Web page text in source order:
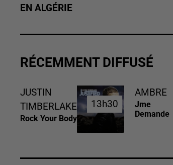
EN ALGÉRIE
RÉCEMMENT DIFFUSÉ
JUSTIN
TIMBERLAKE
Rock Your Body
13h30
13h30
AMBRE
Jme
Demande